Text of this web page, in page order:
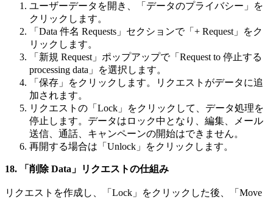
ユーザーデータを開き、「データのプライバシー」を
クリックします。
「Data 件名 Requests」セクションで「+ Request」をク
リックします。
「新規 Request」ポップアップで「Request to 停止する
processing data」を選択します。
「保存」をクリックします。リクエストがデータに追
加されます。
リクエストの「Lock」をクリックして、データ処理を
停止します。データはロック中となり、編集、メール
送信、通話、キャンペーンの開始はできません。
再開する場合は「Unlock」をクリックします。
18. 「削除 Data」リクエストの仕組み
リクエストを作成し、「Lock」をクリックした後、「Move